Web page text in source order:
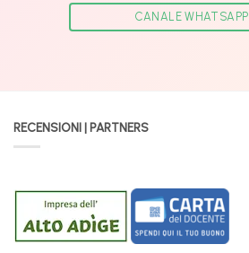
CANALE WHATSAPP
RECENSIONI | PARTNERS